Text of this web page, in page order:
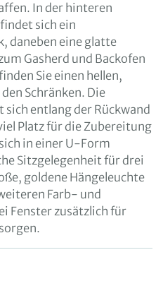
In der hinteren
sich ein
daneben eine glatte
Gasherd und Backofen
Sie einen hellen,
Schränken. Die
entlang der Rückwand
Platz für die Zubereitung
in einer U-Form
Sitzgelegenheit für drei
goldene Hängeleuchte
Farb- und
Fenster zusätzlich für